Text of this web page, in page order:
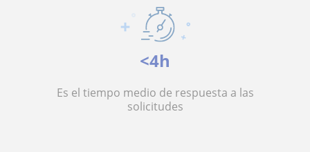
<4h
Es el tiempo medio de respuesta a las
solicitudes